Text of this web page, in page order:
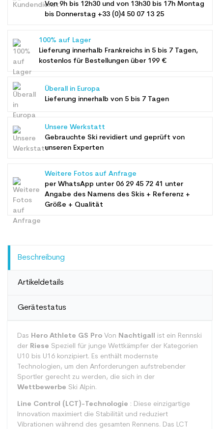
Von 9h bis 12h30 und von 13h30 bis 17h Montag
bis Donnerstag +33 (0)4 50 07 13 25
100% auf Lager
Lieferung innerhalb Frankreichs in 5 bis 7 Tagen,
kostenlos für Bestellungen über 199 €
Überall in Europa
Lieferung innerhalb von 5 bis 7 Tagen
Unsere Werkstatt
Gebrauchte Ski revidiert und geprüft von
unseren Experten
Weitere Fotos auf Anfrage
per WhatsApp unter 06 29 45 72 41 unter
Angabe des Namens des Skis + Referenz +
Größe + Qualität
Beschreibung
Artikeldetails
Gerätestatus
Das Hero Athlete GS Pro Von Nachtigall ist ein Rennski
der Riese Speziell für junge Wettkämpfer der Kategorien
U10 bis U16 konzipiert. Es enthält modernste
Technologien, um den Anforderungen aufstrebender
Sportler gerecht zu werden, die sich in der
Wettbewerbe Ski Alpin.
Line Control (LCT)-Technologie : Diese einzigartige
Innovation maximiert die Stabilität und reduziert
Vibrationen während des gesamten Rennens. Das LCT